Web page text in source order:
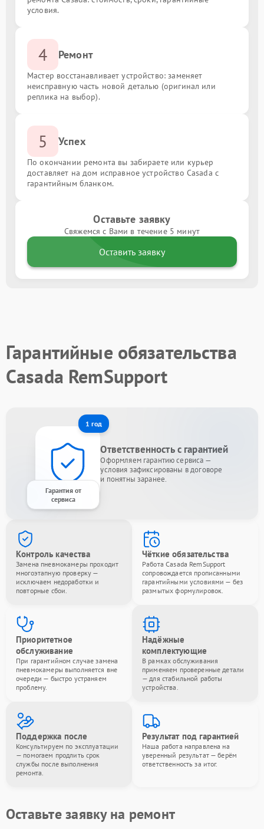
условия.
4 Ремонт
Мастер восстанавливает устройство: заменяет
неисправную часть новой деталью (оригинал или
реплика на выбор).
5 Успех
По окончании ремонта вы забираете или курьер
доставляет на дом исправное устройство Casada с
гарантийным бланком.
Оставьте заявку
Свяжемся с Вами в течение 5 минут
Оставить заявку
Гарантийные обязательства
Casada RemSupport
1 год
Гарантия от
сервиса
Ответственность с гарантией
Оформляем гарантию сервиса —
условия зафиксированы в договоре
и понятны заранее.
Контроль качества
Замена пневмокамеры проходит
многоэтапную проверку —
исключаем недоработки и
повторные сбои.
Чёткие обязательства
Работа Casada RemSupport
сопровождается прописанными
гарантийными условиями — без
размытых формулировок.
Приоритетное
обслуживание
При гарантийном случае замена
пневмокамеры выполняется вне
очереди — быстро устраняем
проблему.
Надёжные
комплектующие
В рамках обслуживания
применяем проверенные детали
— для стабильной работы
устройства.
Поддержка после
Консультируем по эксплуатации
— помогаем продлить срок
службы после выполнения
ремонта.
Результат под гарантией
Наша работа направлена на
уверенный результат — берём
ответственность за итог.
Оставьте заявку на ремонт